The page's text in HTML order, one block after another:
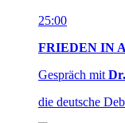
25:00
FRIEDEN IN
Gespräch mit
die deutsche